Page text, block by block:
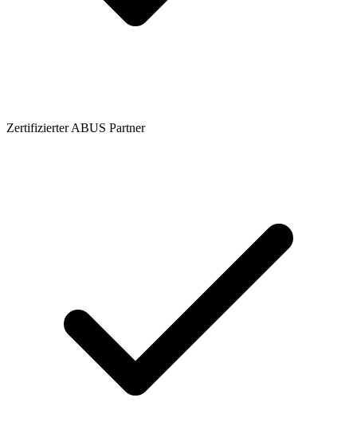
Zertifizierter ABUS Partner